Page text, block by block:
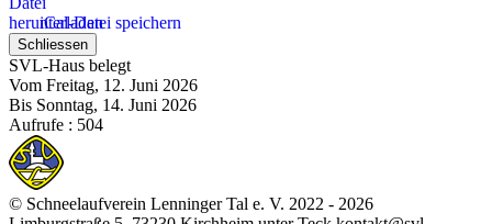
iCal-Datei speichern
Schliessen
SVL-Haus belegt
Vom Freitag, 12. Juni 2026
Bis Sonntag, 14. Juni 2026
Aufrufe : 504
© Schneelaufverein Lenninger Tal e. V. 2022 - 2026